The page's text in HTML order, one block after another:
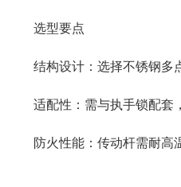
选型要点
结构设计：选择不锈钢多点
适配性：需与执手锁配套，
防火性能：传动杆需耐高温